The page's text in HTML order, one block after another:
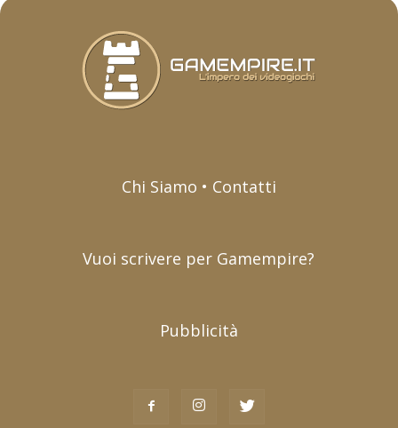
Chi Siamo • Contatti
Vuoi scrivere per Gamempire?
Pubblicità